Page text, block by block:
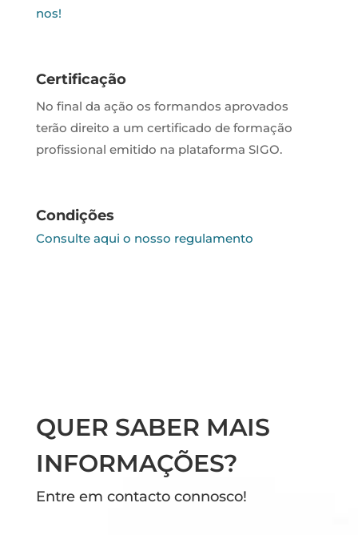
nos!
Certificação
No final da ação os formandos aprovados
terão direito a um certificado de formação
profissional emitido na plataforma SIGO.
Condições
Consulte aqui o nosso regulamento
QUER SABER MAIS
INFORMAÇÕES?
Entre em contacto connosco!